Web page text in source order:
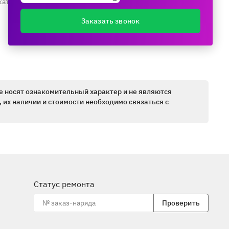
ознакомительный характер и не являются
наличии и стоимости необходимо связаться с
Статус ремонта
Проверить
Заказать звонок